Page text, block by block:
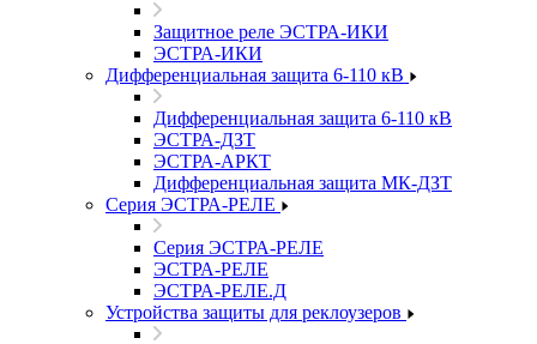
Защитное реле ЭСТРА-ИКИ
ЭСТРА-ИКИ
Дифференциальная защита 6-110 кВ
Дифференциальная защита 6-110 кВ
ЭСТРА-ДЗТ
ЭСТРА-АРКТ
Дифференциальная защита МК-ДЗТ
Серия ЭСТРА-РЕЛЕ
Серия ЭСТРА-РЕЛЕ
ЭСТРА-РЕЛЕ
ЭСТРА-РЕЛЕ.Д
Устройства защиты для реклоузеров